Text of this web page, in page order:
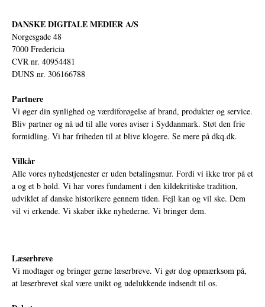
DANSKE DIGITALE MEDIER A/S
Norgesgade 48
7000 Fredericia
CVR nr. 40954481
DUNS nr. 306166788
Partnere
Vi øger din synlighed og værdiforøgelse af brand, produkter og service.
Bliv partner og nå ud til alle vores aviser i Syddanmark. Støt den frie
formidling. Vi har friheden til at blive klogere. Se mere på dkq.dk.
Vilkår
Alle vores nyhedstjenester er uden betalingsmur. Fordi vi ikke tror på et
a og et b hold. Vi har vores fundament i den kildekritiske tradition,
udviklet af danske historikere gennem tiden. Fejl kan og vil ske. Dem
vil vi erkende. Vi skaber ikke nyhederne. Vi bringer dem.
Læserbreve
Vi modtager og bringer gerne læserbreve. Vi gør dog opmærksom på,
at læserbrevet skal være unikt og udelukkende indsendt til os.